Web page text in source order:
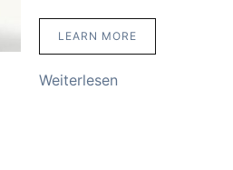
LEARN MORE
Weiterlesen